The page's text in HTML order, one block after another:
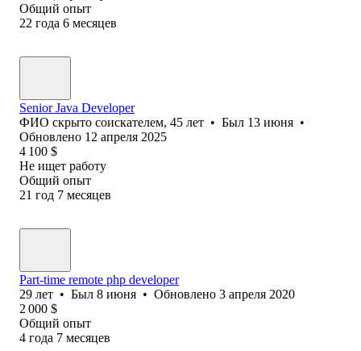
Общий опыт
22 года 6 месяцев
Senior Java Developer
ФИО скрыто соискателем, 45 лет • Был 13 июня •
Обновлено 12 апреля 2025
4 100 $
Не ищет работу
Общий опыт
21 год 7 месяцев
Part-time remote php developer
29 лет • Был 8 июня • Обновлено 3 апреля 2020
2 000 $
Общий опыт
4 года 7 месяцев